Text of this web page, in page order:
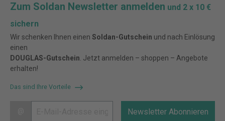
Zum Soldan Newsletter anmelden und 2 x 10 €
sichern
Wir schenken Ihnen einen Soldan-Gutschein und nach Einlösung
einen
DOUGLAS-Gutschein . Jetzt anmelden – shoppen – Angebote
erhalten!
Das sind Ihre Vorteile
Newsletter Abonnieren